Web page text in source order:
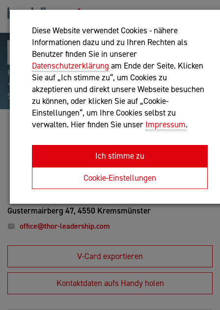
Diese Website verwendet Cookies - nähere
Informationen dazu und zu Ihren Rechten als
Benutzer finden Sie in unserer
Datenschutzerklärung am Ende der Seite. Klicken
Sie auf „Ich stimme zu“, um Cookies zu
akzeptieren und direkt unsere Webseite besuchen
zu können, oder klicken Sie auf „Cookie-
Einstellungen“, um Ihre Cookies selbst zu
verwalten. Hier finden Sie unser Impressum.
Ich stimme zu
Cookie-Einstellungen
Hilfreiche Suchparameter: Begriff einschließen:
+webshop, Begriff ausschließen: -webshop, Exakter
Suchbegriff: "internet of things"
THOR LEADERSHIP GMBH
Unternehmensberatung
Anfrage oder Rückruf
Gustermairberg 47, 4550 Kremsmünster
office@thor-leadership.com
V-Card exportieren
Kontaktdaten aufs Handy holen